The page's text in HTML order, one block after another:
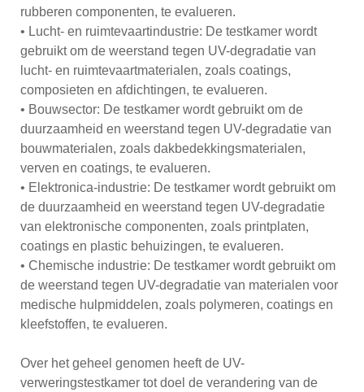
rubberen componenten, te evalueren.
• Lucht- en ruimtevaartindustrie: De testkamer wordt
gebruikt om de weerstand tegen UV-degradatie van
lucht- en ruimtevaartmaterialen, zoals coatings,
composieten en afdichtingen, te evalueren.
• Bouwsector: De testkamer wordt gebruikt om de
duurzaamheid en weerstand tegen UV-degradatie van
bouwmaterialen, zoals dakbedekkingsmaterialen,
verven en coatings, te evalueren.
• Elektronica-industrie: De testkamer wordt gebruikt om
de duurzaamheid en weerstand tegen UV-degradatie
van elektronische componenten, zoals printplaten,
coatings en plastic behuizingen, te evalueren.
• Chemische industrie: De testkamer wordt gebruikt om
de weerstand tegen UV-degradatie van materialen voor
medische hulpmiddelen, zoals polymeren, coatings en
kleefstoffen, te evalueren.
Over het geheel genomen heeft de UV-
verweringstestkamer tot doel de verandering van de